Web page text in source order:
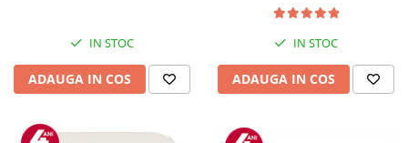
IN STOC
ADAUGA IN COS
IN STOC
ADAUGA IN COS